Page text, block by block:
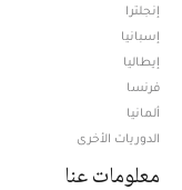
إنجلترا
إسبانيا
إيطاليا
فرنسا
ألمانيا
الدوريات الأخرى
معلومات عنا